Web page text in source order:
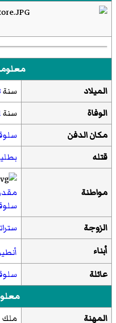
الميلاد
سنة
الوفاة
سنة
مكان الدفن
قتله
مواطنة
الزوجة
أبناء
عائلة
المهنة
ملك